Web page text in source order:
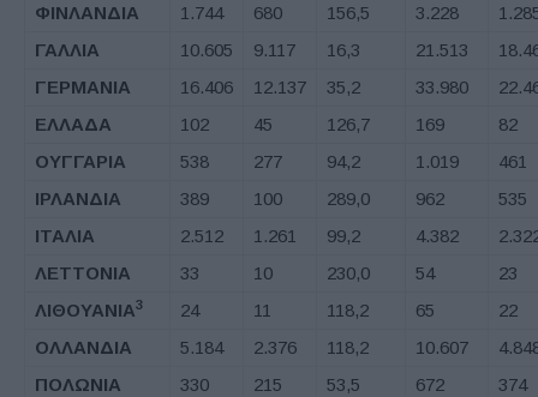
ΦΙΝΛΑΝΔΙΑ
1.744 680 156,5 3.228
ΓΑΛΛΙΑ
10.605 9.117 16,3 21.513
ΓΕΡΜΑΝΙΑ
16.406 12.137 35,2 33.980
ΕΛΛΑΔΑ
102 45 126,7 169
82
ΟΥΓΓΑΡΙΑ
538 277 94,2 1.019
461
ΙΡΛΑΝΔΙΑ
389 100 289,0 962
535
ΙΤΑΛΙΑ
2.512 1.261 99,2 4.382
ΛΕΤΤΟΝΙΑ
33 10 230,0 54
23
ΛΙΘΟΥΑΝΙΑ3 24 11 118,2 65
22
ΟΛΛΑΝΔΙΑ
5.184 2.376 118,2 10.607
ΠΟΛΩΝΙΑ
330 215 53,5 672
374